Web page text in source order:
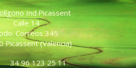
Ind.Picassent
Calle 14
Correos 345
Picassent (Valencia)
96 123 25 11